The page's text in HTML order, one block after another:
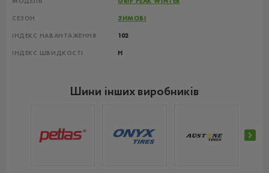
СЕЗОН ЗИМОВІ
ІНДЕКС НАВАНТАЖЕННЯ 102
ІНДЕКС ШВИДКОСТІ H
Шини інших виробників